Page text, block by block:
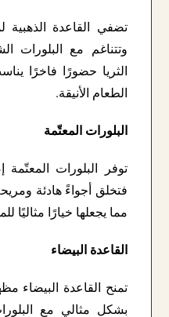
تضفي القاعدة
وتتناغم مع البلورات
الثريا حضورًا فاخرًا
الطعام الأنيقة.
البلورات المعتّمة
توفر البلورات المعتّمة
فتخلق أجواءً هادئة
مما يجعلها خيارًا مثاليًا
القاعدة البيضاء
تمنح القاعدة البيضاء
بشكل مثالي مع